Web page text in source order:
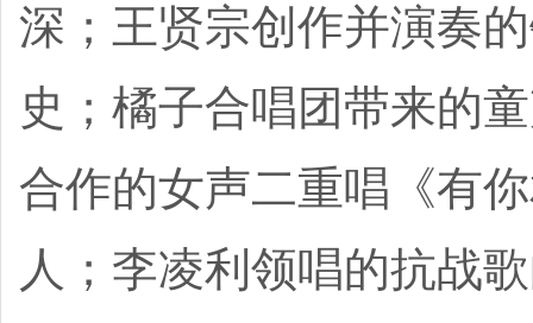
深；王贤宗创作并演奏
史；橘子合唱团带来的
合作的女声二重唱《有
人；李凌利领唱的抗战